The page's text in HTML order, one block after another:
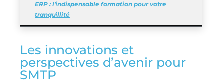
ERP : l’indispensable formation pour votre
tranquillité
Les innovations et
perspectives d’avenir pour
SMTP